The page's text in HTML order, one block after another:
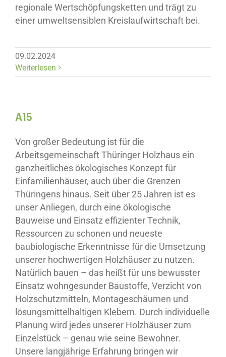
regionale Wertschöpfungsketten und trägt zu
einer umweltsensiblen Kreislaufwirtschaft bei.
09.02.2024
Weiterlesen
A15
Von großer Bedeutung ist für die
Arbeitsgemeinschaft Thüringer Holzhaus ein
ganzheitliches ökologisches Konzept für
Einfamilienhäuser, auch über die Grenzen
Thüringens hinaus. Seit über 25 Jahren ist es
unser Anliegen, durch eine ökologische
Bauweise und Einsatz effizienter Technik,
Ressourcen zu schonen und neueste
baubiologische Erkenntnisse für die Umsetzung
unserer hochwertigen Holzhäuser zu nutzen.
Natürlich bauen – das heißt für uns bewusster
Einsatz wohngesunder Baustoffe, Verzicht von
Holzschutzmitteln, Montageschäumen und
lösungsmittelhaltigen Klebern. Durch individuelle
Planung wird jedes unserer Holzhäuser zum
Einzelstück – genau wie seine Bewohner.
Unsere langjährige Erfahrung bringen wir